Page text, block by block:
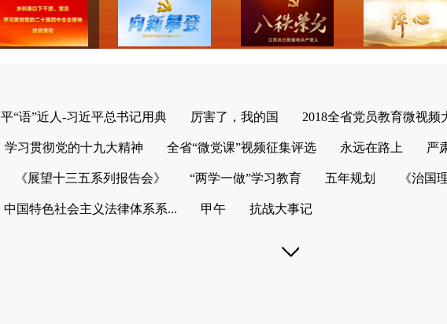
平“语”近人-习近平总书记用典 厉害了，我的国 2018全省党员教育微视频
学习贯彻党的十九大精神 全省“微党课”视频征集评选 永远在路上 严
《展望十三五系列报告会》 “两学一做”学习教育 五年规划 《治国
中国特色社会主义法律体系系... 甲午 抗战大事记